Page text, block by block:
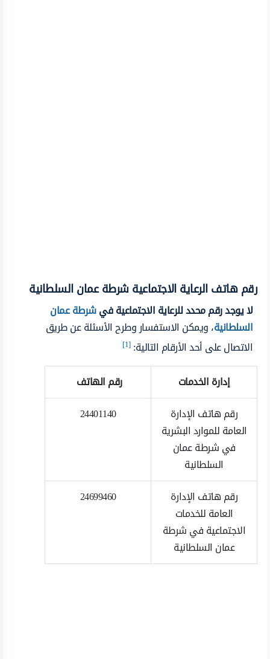
رقم هاتف الرعاية الاجتماعية شرطة عمان السلطانية
لا يوجد رقم محدد للرعاية الاجتماعية فيشرطة عمان
السلطانية، ويمكن الاستفسار وطرح الأسئلة عن طريق
الاتصال على أحد الأرقام التالية:[1]
إدارة الخدمات
رقم الهاتف
رقم هاتف الإدارة
العامة للموارد البشرية
في شرطة عمان
السلطانية
24401140
رقم هاتف الإدارة
العامة للخدمات
الاجتماعية في شرطة
عمان السلطانية
24699460